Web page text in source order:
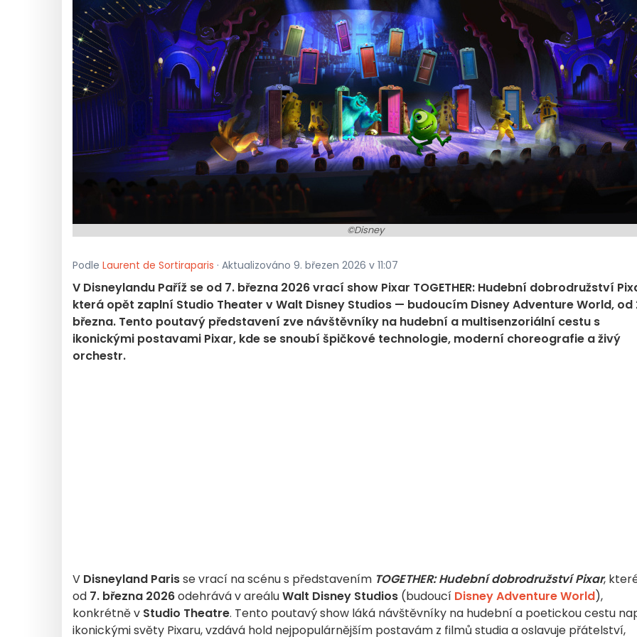
©Disney
Podle Laurent de Sortiraparis · Aktualizováno 9. březen 2026 v 11:07
V Disneylandu Paříž se od 7. března 2026 vrací show Pixar TOGETHER: Hudební dobrodružství
která opět zaplní Studio Theater v Walt Disney Studios — budoucím Disney Adventure World, od
března. Tento poutavý představení zve návštěvníky na hudební a multisenzoriální cestu s
ikonickými postavami Pixar, kde se snoubí špičkové technologie, moderní choreografie a živý
orchestr.
V Disneyland Parisse vrací na scénu s představením TOGETHER: Hudební dobrodružství Pixar,
od 7. března 2026odehrává v areáluWalt Disney Studios (budoucí Disney Adventure World),
konkrétně v Studio Theatre. Tento poutavý show láká návštěvníky na hudební a poetickou cestu
ikonickými světy Pixaru, vzdává hold nejpopulárnějším postavám z filmů studia a oslavuje přátelství,